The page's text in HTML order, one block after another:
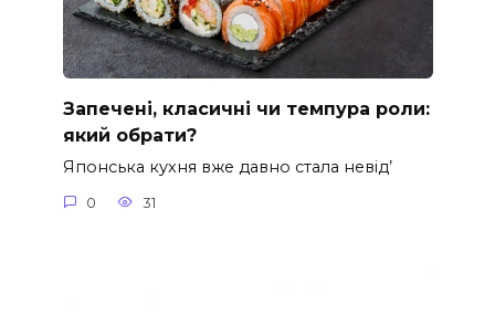
Запечені, класичні чи темпура роли:
який обрати?
Японська кухня вже давно стала невід’
0 31